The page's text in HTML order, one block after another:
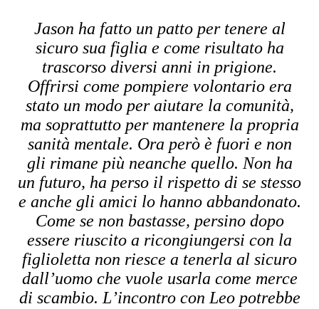
Jason ha fatto un patto per tenere al
sicuro sua figlia e come risultato ha
trascorso diversi anni in prigione.
Offrirsi come pompiere volontario era
stato un modo per aiutare la comunità,
ma soprattutto per mantenere la propria
sanità mentale. Ora però è fuori e non
gli rimane più neanche quello. Non ha
un futuro, ha perso il rispetto di se stesso
e anche gli amici lo hanno abbandonato.
Come se non bastasse, persino dopo
essere riuscito a ricongiungersi con la
figlioletta non riesce a tenerla al sicuro
dall’uomo che vuole usarla come merce
di scambio. L’incontro con Leo potrebbe